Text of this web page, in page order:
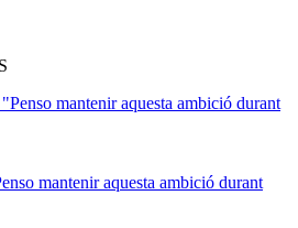
mantenir aquesta ambició durant